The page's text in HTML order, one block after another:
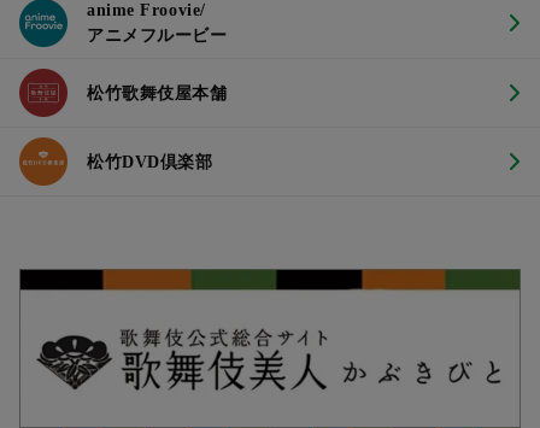
anime Froovie/
アニメフルービー
松竹歌舞伎屋本舗
松竹DVD倶楽部